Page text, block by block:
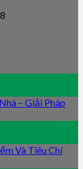
– Giải Pháp
Và Tiêu Chí